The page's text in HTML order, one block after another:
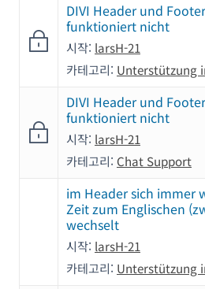
DIVI Header und
funktioniert nicht
시작: larsH-21
카테고리: Unterstützung
DIVI Header und
funktioniert nicht
시작: larsH-21
카테고리: Chat Support
im Header sich immer
Zeit zum Englischen
wechselt
시작: larsH-21
카테고리: Unterstützung